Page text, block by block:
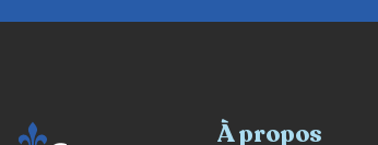
À propos